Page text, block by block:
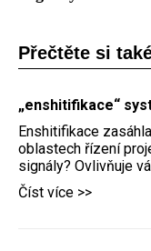
Přečtěte si
„enshitifikace“
Enshitifikace
oblastech řízení
signály? Ovlivňuje
Číst více >>